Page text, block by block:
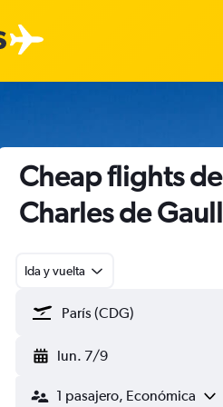
Cheap flights
Charles de
Ida y vuelta
lun. 7/9
1 pasajero, Económica